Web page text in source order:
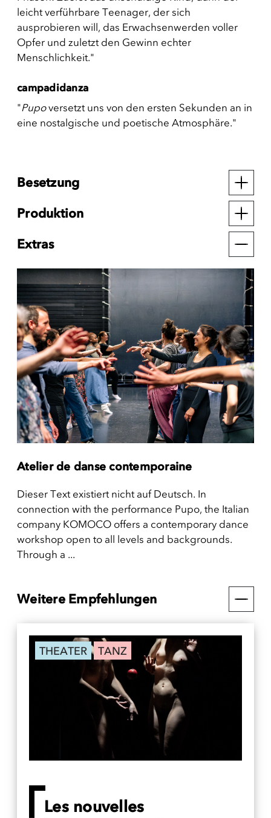
leicht verführbare Teenager, der sich
ausprobieren will, das Erwachsenwerden voller
Opfer und zuletzt den Gewinn echter
Menschlichkeit."
campadidanza
"Pupoversetzt uns von den ersten Sekunden an in
eine nostalgische und poetische Atmosphäre."
Besetzung
Produktion
Extras
Atelier de danse contemporaine
Dieser Text existiert nicht auf Deutsch. In
connection with the performance Pupo, the Italian
company KOMOCO offers a contemporary dance
workshop open to all levels and backgrounds.
Through a ...
Weitere Empfehlungen
THEATER TANZ
Les nouvelles